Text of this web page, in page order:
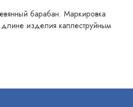
барабан. Маркировка
изделия каплеструйным